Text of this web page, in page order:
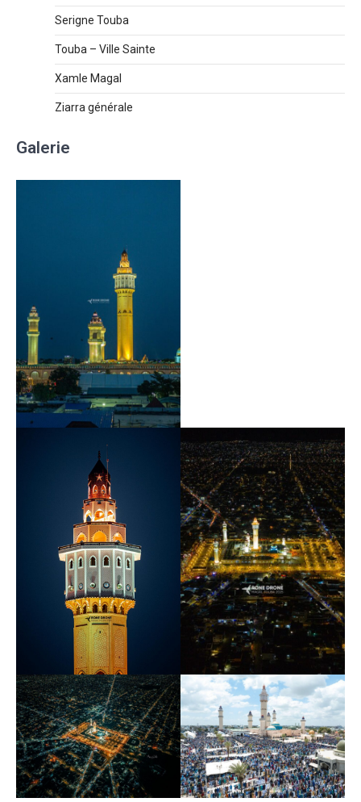
Serigne Touba
Touba – Ville Sainte
Xamle Magal
Ziarra générale
Galerie